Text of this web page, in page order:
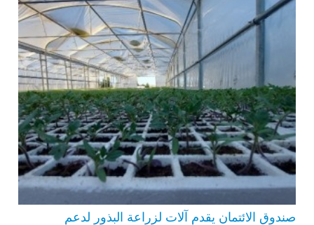
صندوق الائتمان يقدم آلات لزراعة البذور لدعم